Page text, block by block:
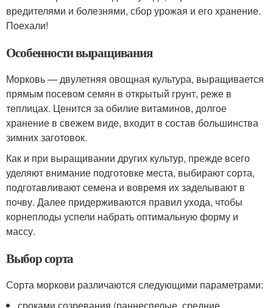
вредителями и болезнями, сбор урожая и его хранение.
Поехали!
Особенности выращивания
Морковь — двулетняя овощная культура, выращивается
прямым посевом семян в открытый грунт, реже в
теплицах. Ценится за обилие витаминов, долгое
хранение в свежем виде, входит в состав большинства
зимних заготовок.
Как и при выращивании других культур, прежде всего
уделяют внимание подготовке места, выбирают сорта,
подготавливают семена и вовремя их заделывают в
почву. Далее придерживаются правил ухода, чтобы
корнеплоды успели набрать оптимальную форму и
массу.
Выбор сорта
Сорта моркови различаются следующими параметрами: